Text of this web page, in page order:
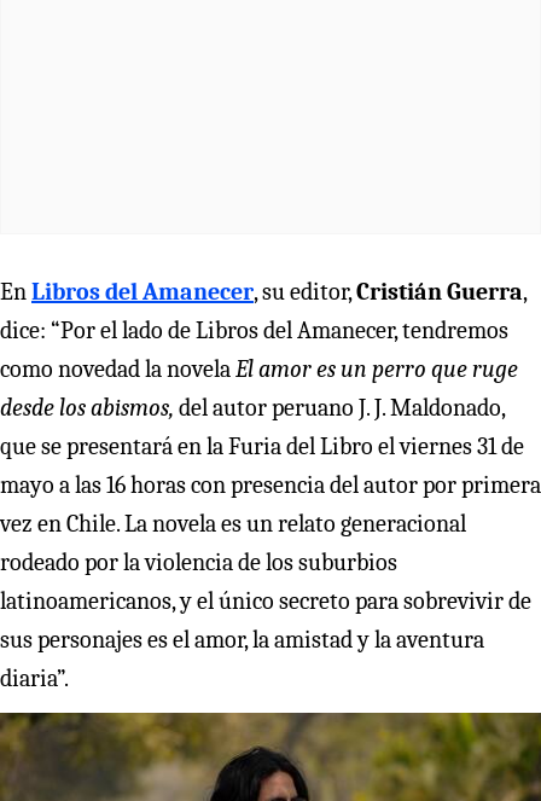
EnLibros del Amanecer, su editor,Cristián Guerra,
dice: “Por el lado de Libros del Amanecer, tendremos
como novedad la novelaEl amor es un perro que ruge
desde los abismos, del autor peruano J. J. Maldonado,
que se presentará en la Furia del Libro el viernes 31 de
mayo a las 16 horas con presencia del autor por primera
vez en Chile. La novela es un relato generacional
rodeado por la violencia de los suburbios
latinoamericanos, y el único secreto para sobrevivir de
sus personajes es el amor, la amistad y la aventura
diaria”.